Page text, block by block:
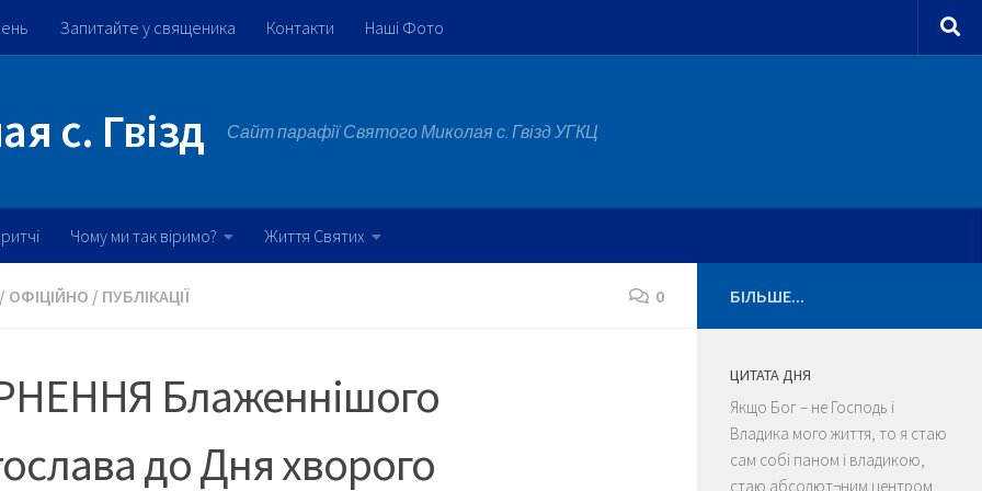
Запитайте у священика Контакти Наші Фото
с. Гвізд Сайт парафії Святого Миколая с. Гвізд УГКЦ
Чому ми так віримо? Життя Святих
/ ОФІЦІЙНО / ПУБЛІКАЦІЇ 0
Блаженнішого
до Дня хворого
БІЛЬШЕ...
ЦИТАТА ДНЯ
Якщо Бог – не Господь і
Владика мого життя, то я стаю
сам собі паном і владикою,
стаю абсолют¬ним центром